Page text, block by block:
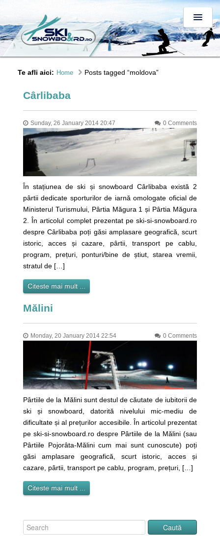
Te afli aici: Home Posts tagged “moldova”
Cârlibaba
Sunday, 26 January 2014 20:47 0 Comments
În stațiunea de ski și snowboard Cârlibaba există 2
pârtii dedicate sporturilor de iarnă omologate oficial de
Ministerul Turismului, Pârtia Măgura 1 și Pârtia Măgura
2. În articolul complet prezentat pe ski-si-snowboard.ro
despre Cârlibaba poți găsi amplasare geografică, scurt
istoric, acces și cazare, pârtii, transport pe cablu,
program, prețuri, ponturi/bine de știut, starea vremii,
stratul de […]
Citeste mai mult ...
Mălini
Monday, 20 January 2014 22:54 0 Comments
Pârtiile de la Mălini sunt destul de căutate de iubitorii de
ski și snowboard, datorită nivelului mic-mediu de
dificultate și al prețurilor accesibile. În articolul prezentat
pe ski-si-snowboard.ro despre Pârtiile de la Mălini (sau
Pârtiile Pojorâta-Mălini cum mai sunt cunoscute) poți
găsi amplasare geografică, scurt istoric, acces și
cazare, pârtii, transport pe cablu, program, prețuri, […]
Citeste mai mult ...